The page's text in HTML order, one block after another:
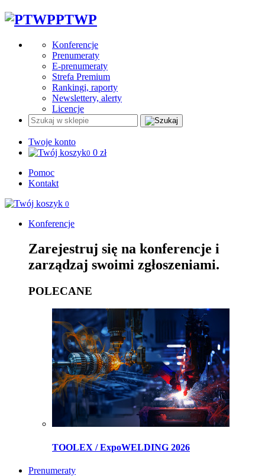
PTWP
Konferencje
Prenumeraty
E-prenumeraty
Strefa Premium
Rankingi, raporty
Newslettery, alerty
Licencje
Twoje konto
0 0 zł
Pomoc
Kontakt
0
Konferencje
Zarejestruj się na konferencje i
zarządzaj swoimi zgłoszeniami.
POLECANE
TOOLEX / ExpoWELDING 2026
Prenumeraty